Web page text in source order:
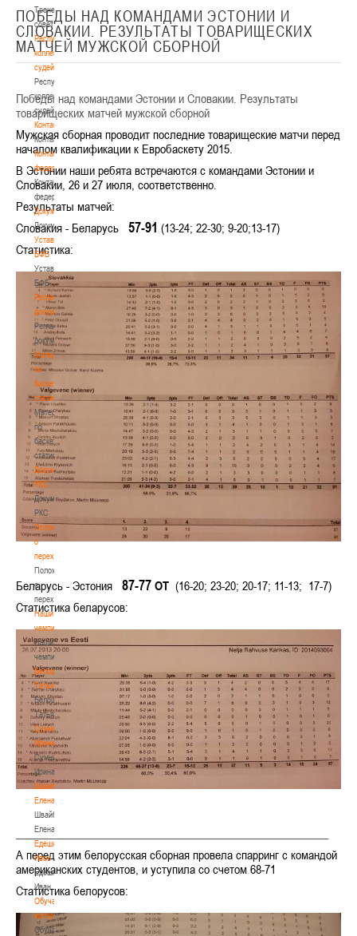
Тренерский
совет
Республиканская
коллегия
судей
Республиканская
коллегия
судей
Контакты
Контакты
Контакты
федерации
Контакты
федерации
Документы
Документы
Устав
БФБ
Устав
БФБ
Регламентирующие
документы
Регламентирующие
документы
Материалы
по
баскетбольной
статистике
Материалы
по
баскетбольной
статистике
Документы
РКС
Документы
РКС
Положение
о
переходах
Положение
о
переходах
Наши
чемпионы
Наши
чемпионы
Белошапко
Татьяна
Белошапко
Татьяна
Сумникова
Ирина
Сумникова
Ирина
Швайбович
Елена
Швайбович
Елена
Едешко
Иван
Едешко
Иван
Обучающие
материалы
Обучающие
ПОБЕДЫ НАД КОМАНДАМИ ЭСТОНИИ И
СЛОВАКИИ. РЕЗУЛЬТАТЫ ТОВАРИЩЕСКИХ
МАТЧЕЙ МУЖСКОЙ СБОРНОЙ
Победы над командами Эстонии и Словакии. Результаты
товарищеских матчей мужской сборной
Мужская сборная проводит последние товарищеские матчи перед
началом квалификации к Евробаскету 2015.
В Эстонии наши ребята встречаются с командами Эстонии и
Словакии, 26 и 27 июля, соответственно.
Результаты матчей:
Словакия - Беларусь 57-91 (13-24; 22-30; 9-20;13-17)
Статистика:
Беларусь - Эстония 87-77 ОТ (16-20; 23-20; 20-17; 11-13; 17-7)
Статистика беларусов:
________________________________________________________
А перед этим белорусская сборная провела спарринг с командой
американских студентов, и уступила со счетом 68-71
Статистика белорусов: